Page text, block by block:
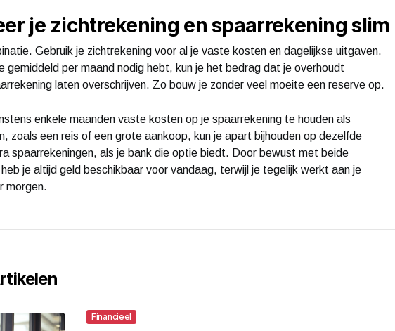
je zichtrekening en spaarrekening slim
Gebruik je zichtrekening voor al je vaste kosten en dagelijkse uitgaven.
gemiddeld per maand nodig hebt, kun je het bedrag dat je overhoudt
laten overschrijven. Zo bouw je zonder veel moeite een reserve op.
enkele maanden vaste kosten op je spaarrekening te houden als
zoals een reis of een grote aankoop, kun je apart bijhouden op dezelfde
spaarrekeningen, als je bank die optie biedt. Door bewust met beide
je altijd geld beschikbaar voor vandaag, terwijl je tegelijk werkt aan je
morgen.
Financieel